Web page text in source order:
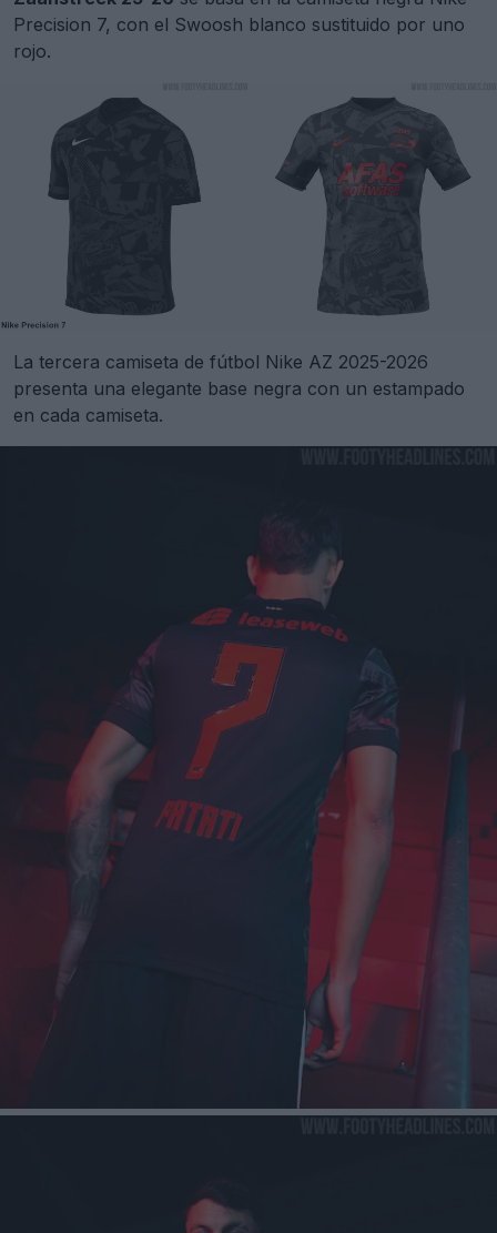
Precision 7, con el Swoosh blanco sustituido por uno
rojo.
La tercera camiseta de fútbol Nike AZ 2025-2026
presenta una elegante base negra con un estampado
en cada camiseta.